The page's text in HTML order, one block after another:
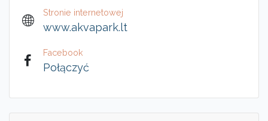
Stronie internetowej
www.akvapark.lt
Facebook
Połączyć